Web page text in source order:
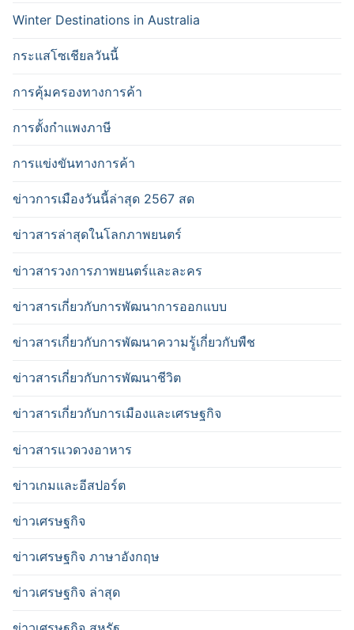
Winter Destinations in Australia
กระแสโซเชียลวันนี้
การคุ้มครองทางการค้า
การตั้งกำแพงภาษี
การแข่งขันทางการค้า
ข่าวการเมืองวันนี้ล่าสุด 2567 สด
ข่าวสารล่าสุดในโลกภาพยนตร์
ข่าวสารวงการภาพยนตร์และละคร
ข่าวสารเกี่ยวกับการพัฒนาการออกแบบ
ข่าวสารเกี่ยวกับการพัฒนาความรู้เกี่ยวกับพืช
ข่าวสารเกี่ยวกับการพัฒนาชีวิต
ข่าวสารเกี่ยวกับการเมืองและเศรษฐกิจ
ข่าวสารแวดวงอาหาร
ข่าวเกมและอีสปอร์ต
ข่าวเศรษฐกิจ
ข่าวเศรษฐกิจ ภาษาอังกฤษ
ข่าวเศรษฐกิจ ล่าสุด